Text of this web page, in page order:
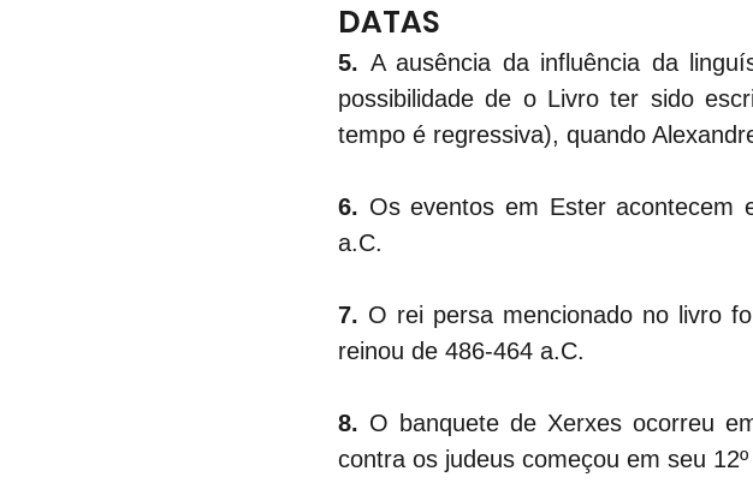
DATAS
5. A ausência da influência da
possibilidade de o Livro ter sido
tempo é regressiva), quando
6. Os eventos em Ester acontecem
a.C.
7. O rei persa mencionado no livro
reinou de 486-464 a.C.
8. O banquete de Xerxes ocorreu
contra os judeus começou em seu